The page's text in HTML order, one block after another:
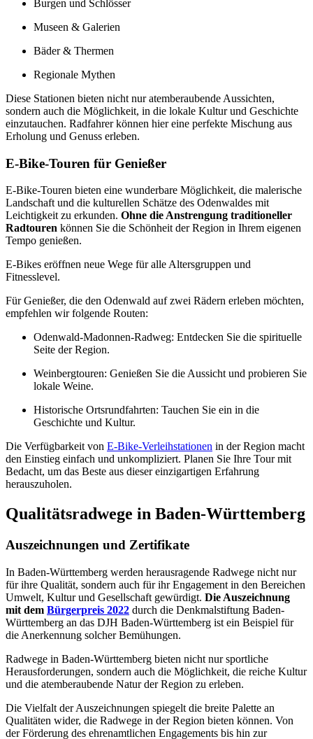
Burgen und Schlösser
Museen & Galerien
Bäder & Thermen
Regionale Mythen
Diese Stationen bieten nicht nur atemberaubende Aussichten,
sondern auch die Möglichkeit, in die lokale Kultur und Geschichte
einzutauchen. Radfahrer können hier eine perfekte Mischung aus
Erholung und Genuss erleben.
E-Bike-Touren für Genießer
E-Bike-Touren bieten eine wunderbare Möglichkeit, die malerische
Landschaft und die kulturellen Schätze des Odenwaldes mit
Leichtigkeit zu erkunden. Ohne die Anstrengung traditioneller
Radtouren können Sie die Schönheit der Region in Ihrem eigenen
Tempo genießen.
E-Bikes eröffnen neue Wege für alle Altersgruppen und
Fitnesslevel.
Für Genießer, die den Odenwald auf zwei Rädern erleben möchten,
empfehlen wir folgende Routen:
Odenwald-Madonnen-Radweg: Entdecken Sie die spirituelle
Seite der Region.
Weinbergtouren: Genießen Sie die Aussicht und probieren Sie
lokale Weine.
Historische Ortsrundfahrten: Tauchen Sie ein in die
Geschichte und Kultur.
Die Verfügbarkeit von E-Bike-Verleihstationen in der Region macht
den Einstieg einfach und unkompliziert. Planen Sie Ihre Tour mit
Bedacht, um das Beste aus dieser einzigartigen Erfahrung
herauszuholen.
Qualitätsradwege in Baden-Württemberg
Auszeichnungen und Zertifikate
In Baden-Württemberg werden herausragende Radwege nicht nur
für ihre Qualität, sondern auch für ihr Engagement in den Bereichen
Umwelt, Kultur und Gesellschaft gewürdigt. Die Auszeichnung
mit dem Bürgerpreis 2022 durch die Denkmalstiftung Baden-
Württemberg an das DJH Baden-Württemberg ist ein Beispiel für
die Anerkennung solcher Bemühungen.
Radwege in Baden-Württemberg bieten nicht nur sportliche
Herausforderungen, sondern auch die Möglichkeit, die reiche Kultur
und die atemberaubende Natur der Region zu erleben.
Die Vielfalt der Auszeichnungen spiegelt die breite Palette an
Qualitäten wider, die Radwege in der Region bieten können. Von
der Förderung des ehrenamtlichen Engagements bis hin zur